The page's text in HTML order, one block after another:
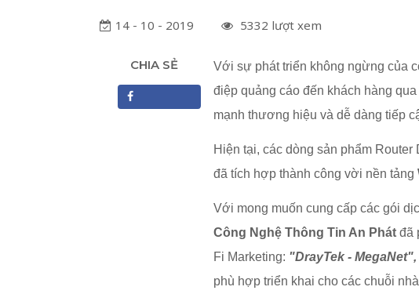
14 - 10 - 2019 5332 lượt xem
CHIA SẺ
Với sự phát triển không ngừng của
điệp quảng cáo đến khách hàng
mạnh thương hiệu và dễ dàng tiếp
Hiện tại, các dòng sản phẩm Router
đã tích hợp thành công vời nền tảng
Với mong muốn cung cấp các gói
Công Nghệ Thông Tin An Phát đã
Fi Marketing: "DrayTek -
phù hợp triển khai cho các chuỗi